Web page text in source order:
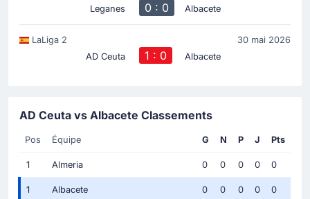
Leganes
0 : 0 Albacete
LaLiga 2
30 mai 2026
AD Ceuta
1 : 0 Albacete
AD Ceuta vs Albacete Classements
Pos Équipe G N P J Pts
1 Almeria 0 0 0 0 0
1 Albacete 0 0 0 0 0